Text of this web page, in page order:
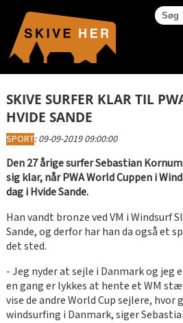
SKIVE SURFER KLAR TIL
HVIDE SANDE
SPORT:09-09-2019 09:00:00
Den 27 årige surfer Sebastian
sig klar, når PWA World Cuppen i
dag i Hvide Sande.
Han vandt bronze ved VM i Windsurf
Sande, og derfor har han da også et
det sted.
- Jeg nyder at sejle i Danmark og jeg
en gang er lykkes at hente et WM
vise de andre World Cup sejlere,
windsurfing i Danmark, siger